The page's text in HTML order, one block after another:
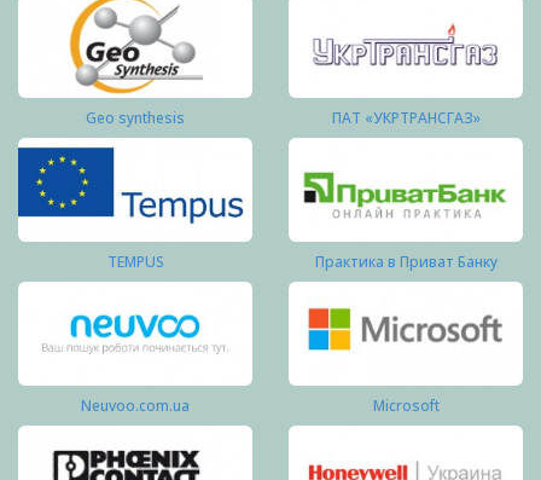
Geo synthesis ПАТ «УКРТРАНСГАЗ»
TEMPUS Практика в Приват Банку
Neuvoo.com.ua Microsoft